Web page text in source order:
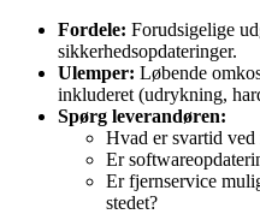
Fordele: Forudsigelige
sikkerhedsopdateringer.
Ulemper: Løbende
inkluderet (udrykning,
Spørg leverandøren:
Hvad er svartid ved
Er
Er fjernservice
stedet?